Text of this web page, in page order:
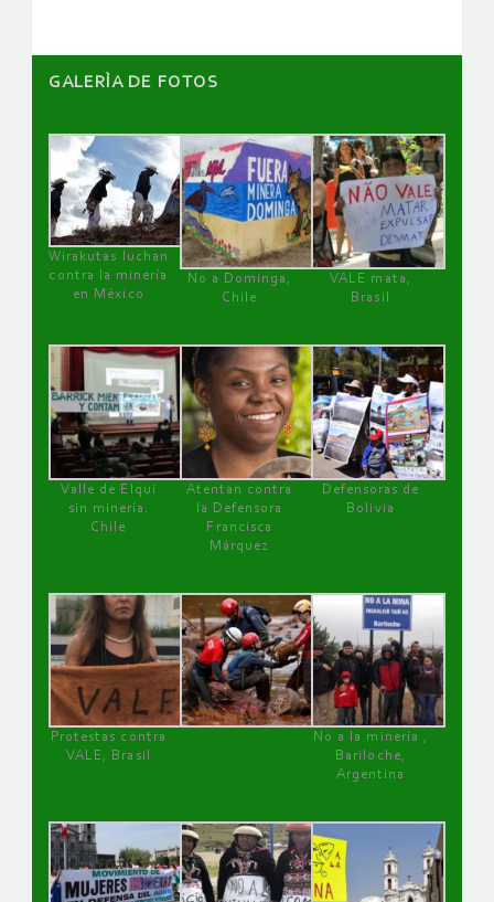
GALERÌA DE FOTOS
Wirakutas luchan
contra la minería
en México
No a Dominga,
Chile
VALE mata,
Brasil
Valle de Elqui
sin minería.
Chile
Atentan contra
la Defensora
Francisca
Márquez
Defensoras de
Bolivia
Protestas contra
VALE, Brasil
No a la minería ,
Bariloche,
Argentina